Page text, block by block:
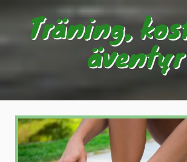
Träning,
äventyr